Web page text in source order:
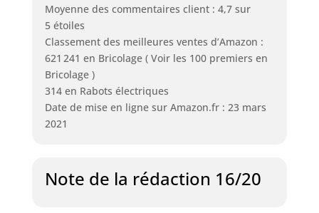
Moyenne des commentaires client : 4,7 sur
5 étoiles
Classement des meilleures ventes d’Amazon :
621 241 en Bricolage ( Voir les 100 premiers en
Bricolage )
314 en Rabots électriques
Date de mise en ligne sur Amazon.fr : 23 mars
2021
Note de la rédaction 16/20